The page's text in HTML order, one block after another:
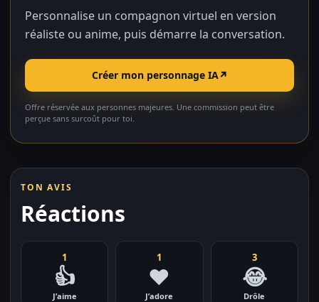
Personnalise un compagnon virtuel en version
réaliste ou anime, puis démarre la conversation.
Créer mon personnage IA↗
Offre réservée aux personnes majeures. Une commission peut être
perçue sans surcoût pour toi.
TON AVIS
Réactions
1
👍
J’aime
1
❤️
J’adore
3
😂
Drôle